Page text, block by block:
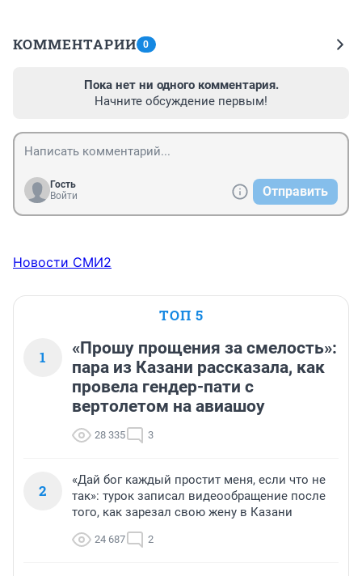
КОММЕНТАРИИ 0
Пока нет ни одного комментария.
Начните обсуждение первым!
Гость
Войти
Отправить
Новости СМИ2
ТОП 5
1
«Прошу прощения за смелость»:
пара из Казани рассказала, как
провела гендер-пати с
вертолетом на авиашоу
28 335 3
2
«Дай бог каждый простит меня, если что не
так»: турок записал видеообращение после
того, как зарезал свою жену в Казани
24 687 2